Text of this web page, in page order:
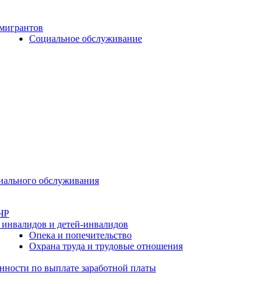
Социальное обслуживание
обслуживания
и детей-инвалидов
Опека и попечительство
Охрана труда и трудовые отношения
по выплате заработной платы